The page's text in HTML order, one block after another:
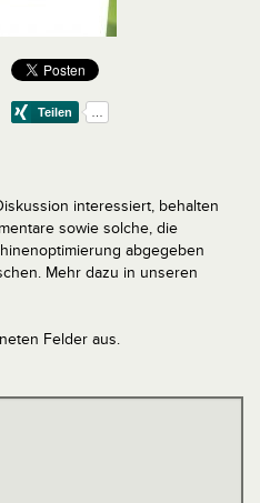
interessiert, behalten
sowie solche, die
abgegeben
Mehr dazu in unseren
Felder aus.